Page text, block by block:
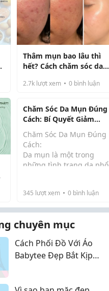
Thâm mụn bao lâu thì
hết? Cách chăm sóc da
2.7klượt xem 0bình luận
Chăm Sóc Da Mụn Đúng
Cách: Bí Quyết Giảm
Mụn, Ngừa Thâm Và
Phục Hồi Da Khỏe Mạnh
Chăm Sóc Da Mụn Đúng
Cách:
Da mụn là một trong
những tình trạng da phổ
ở nhiều độ tuổi khác
nhau. Nếu không được
chăm sóc đúng cách,
mụn có thể kéo dài, t...
345 lượt xem 0bình luận
chuyên mục
Cách Phối Đồ Với Áo
Babytee Đẹp Bắt Kịp